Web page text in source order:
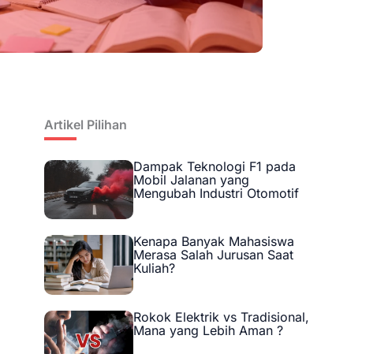
Artikel Pilihan
Dampak Teknologi F1 pada
Mobil Jalanan yang
Mengubah Industri Otomotif
Kenapa Banyak Mahasiswa
Merasa Salah Jurusan Saat
Kuliah?
Rokok Elektrik vs Tradisional,
Mana yang Lebih Aman ?